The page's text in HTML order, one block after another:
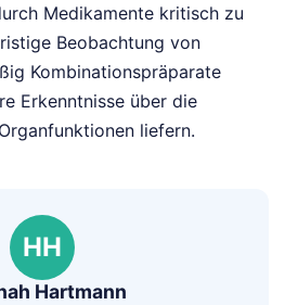
Medikamente kritisch zu
Beobachtung von
Kombinationspräparate
Erkenntnisse über die
liefern.
HH
Hartmann